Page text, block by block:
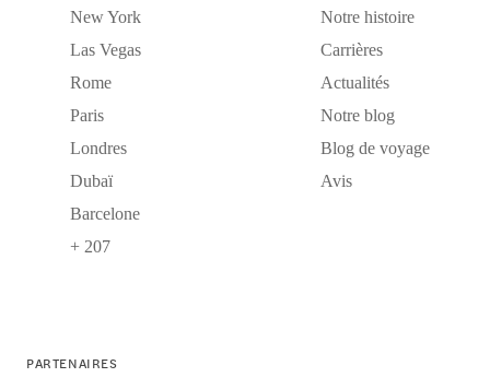
New York
Las Vegas
Rome
Paris
Londres
Dubaï
Barcelone
+ 207
Notre histoire
Carrières
Actualités
Notre blog
Blog de voyage
Avis
PARTENAIRES